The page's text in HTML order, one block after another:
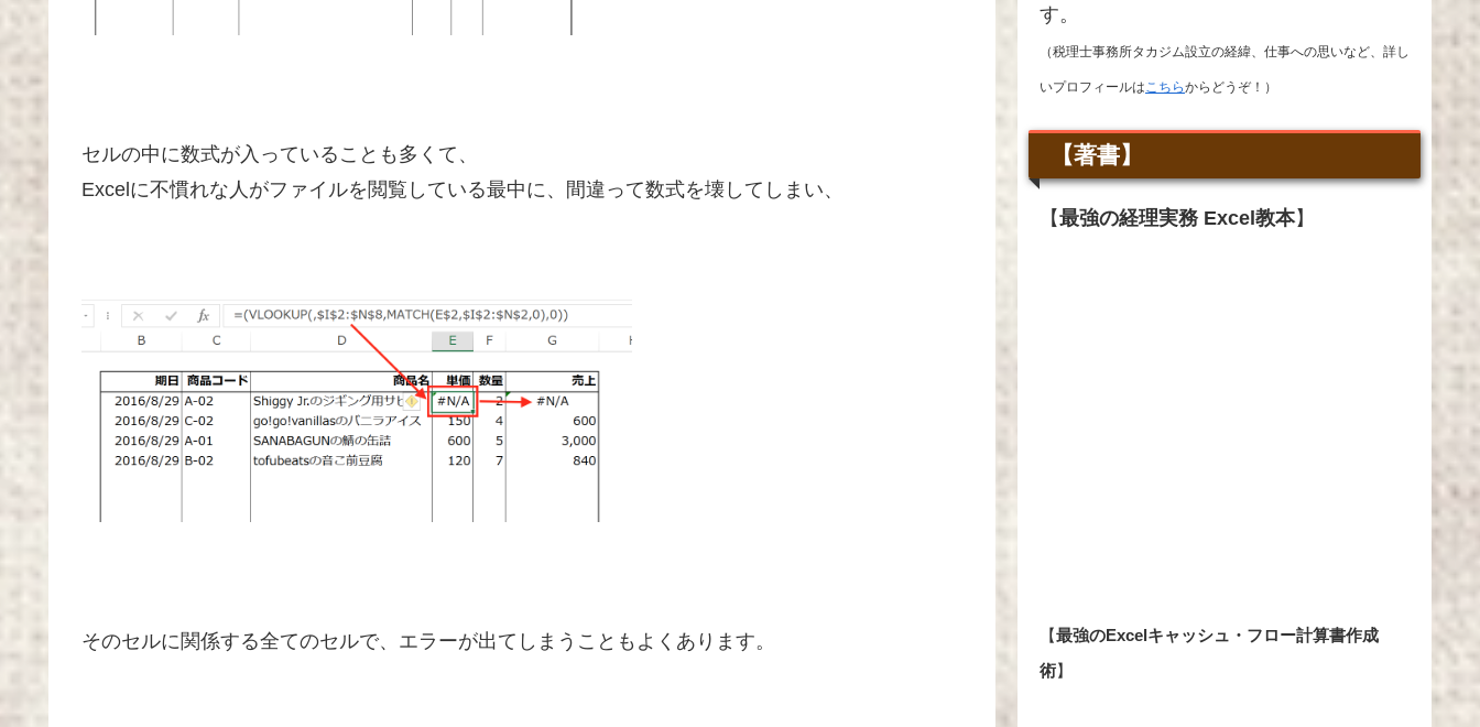
セルの中に数式が入っていることも多くて、
Excelに不慣れな人がファイルを閲覧している最中に、間違って数式を壊してしまい、
そのセルに関係する全てのセルで、エラーが出てしまうこともよくあります。
す。
（税理士事務所タカジム設立の経緯、仕事への思いなど、詳し
いプロフィールはこちらからどうぞ！）
【著書】
【最強の経理実務 Excel教本】
【最強のExcelキャッシュ・フロー計算書作成
術】